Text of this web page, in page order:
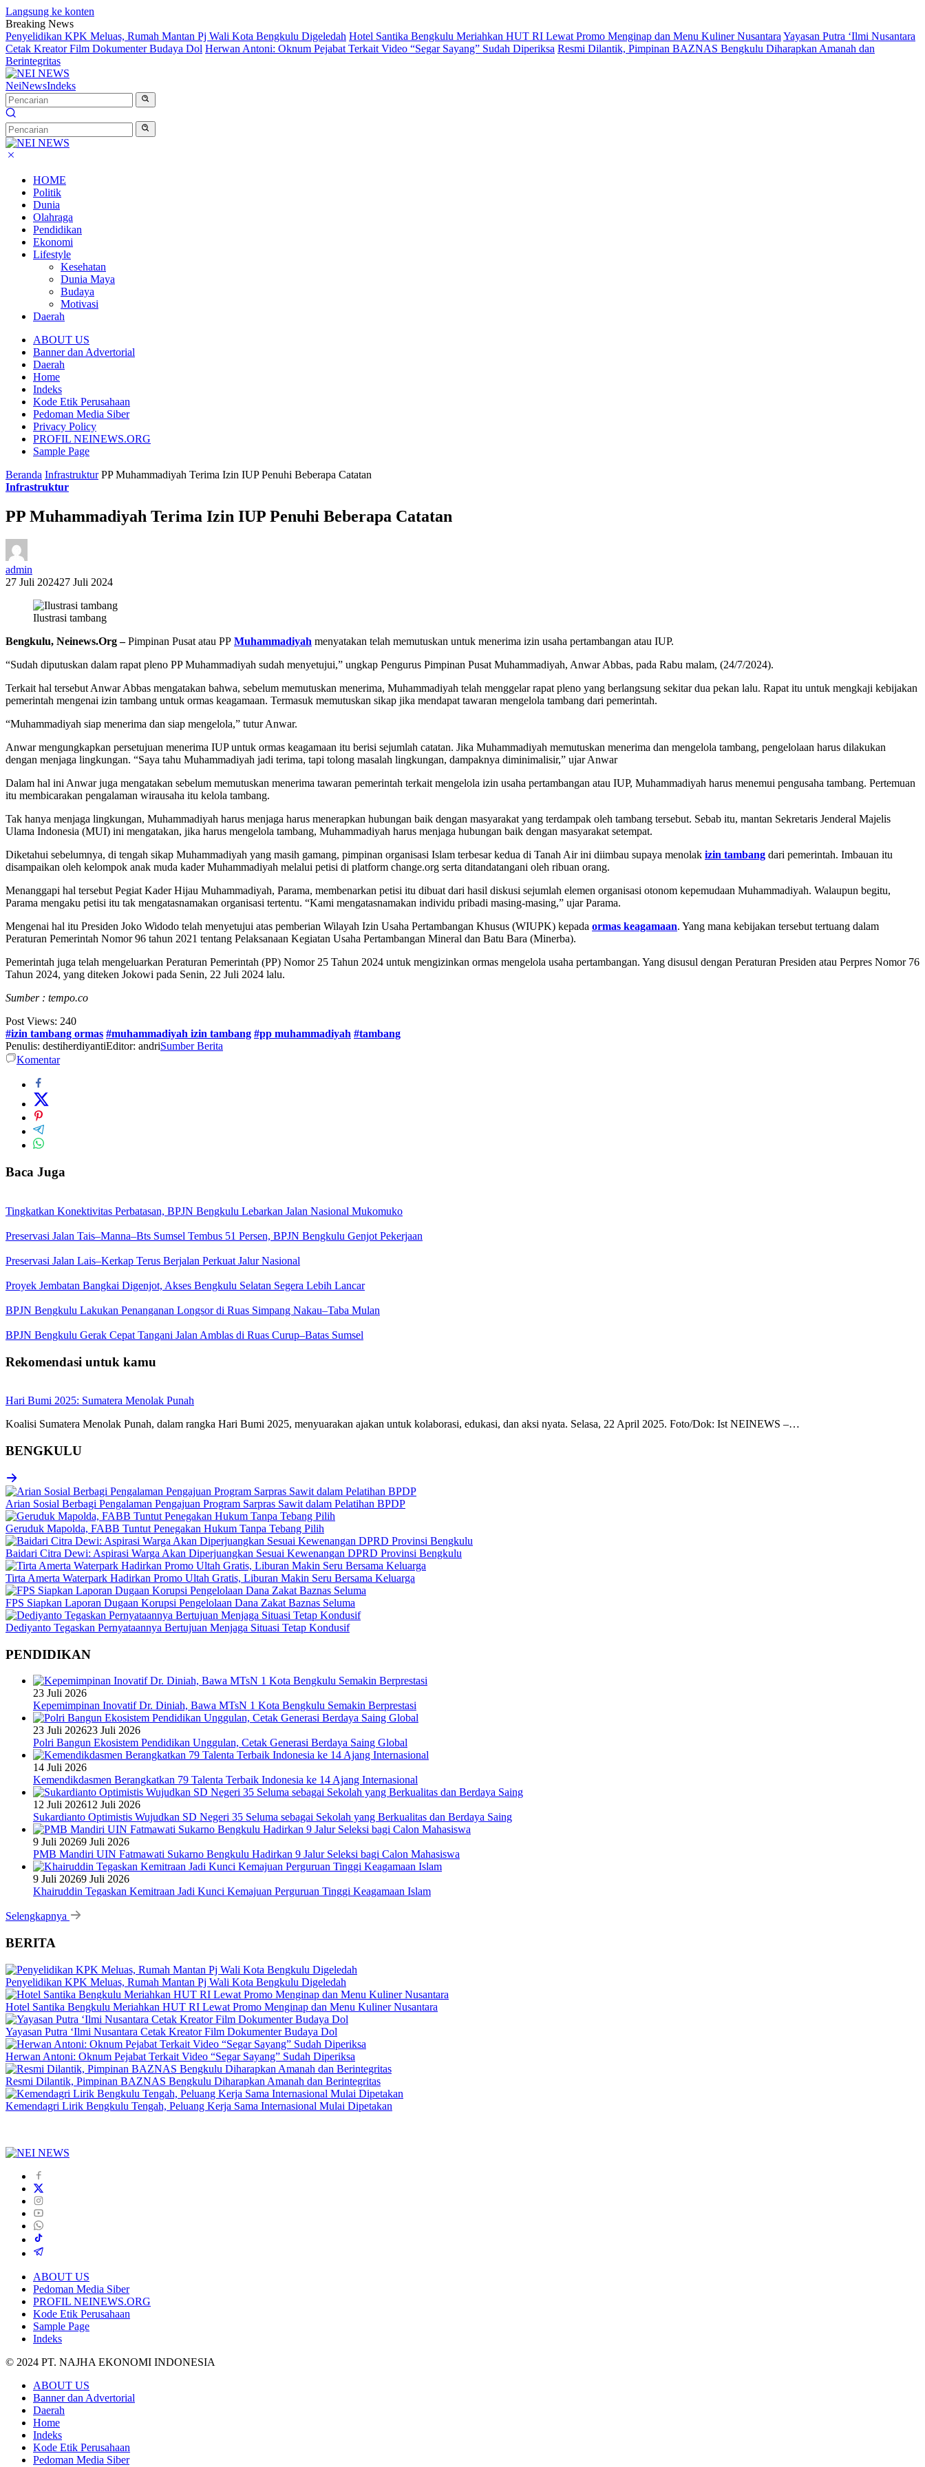
Langsung ke konten
Breaking News
Penyelidikan KPK Meluas, Rumah Mantan Pj Wali Kota Bengkulu Digeledah Hotel Santika Bengkulu Meriahkan HUT RI Lewat Promo Menginap dan Menu Kuliner Nusantara Yayasan Putra ‘Ilmi Nusantara
Cetak Kreator Film Dokumenter Budaya Dol Herwan Antoni: Oknum Pejabat Terkait Video “Segar Sayang” Sudah Diperiksa Resmi Dilantik, Pimpinan BAZNAS Bengkulu Diharapkan Amanah dan
Berintegritas
NeiNewsIndeks
HOME
Politik
Dunia
Olahraga
Pendidikan
Ekonomi
Lifestyle
Kesehatan
Dunia Maya
Budaya
Motivasi
Daerah
ABOUT US
Banner dan Advertorial
Daerah
Home
Indeks
Kode Etik Perusahaan
Pedoman Media Siber
Privacy Policy
PROFIL NEINEWS.ORG
Sample Page
Beranda Infrastruktur PP Muhammadiyah Terima Izin IUP Penuhi Beberapa Catatan
Infrastruktur
PP Muhammadiyah Terima Izin IUP Penuhi Beberapa Catatan
admin
27 Juli 202427 Juli 2024
Ilustrasi tambang
Bengkulu, Neinews.Org –Pimpinan Pusat atau PP Muhammadiyah menyatakan telah memutuskan untuk menerima izin usaha pertambangan atau IUP.
“Sudah diputuskan dalam rapat pleno PP Muhammadiyah sudah menyetujui,” ungkap Pengurus Pimpinan Pusat Muhammadiyah, Anwar Abbas, pada Rabu malam, (24/7/2024).
Terkait hal tersebut Anwar Abbas mengatakan bahwa, sebelum memutuskan menerima, Muhammadiyah telah menggelar rapat pleno yang berlangsung sekitar dua pekan lalu. Rapat itu untuk mengkaji kebijakan
pemerintah mengenai izin tambang untuk ormas keagamaan. Termasuk memutuskan sikap jika mendapat tawaran mengelola tambang dari pemerintah.
“Muhammadiyah siap menerima dan siap mengelola,” tutur Anwar.
Anwar mengungkapkan persetujuan menerima IUP untuk ormas keagamaan itu berisi sejumlah catatan. Jika Muhammadiyah memutuskan menerima dan mengelola tambang, pengelolaan harus dilakukan
dengan menjaga lingkungan. “Saya tahu Muhammadiyah jadi terima, tapi tolong masalah lingkungan, dampaknya diminimalisir,” ujar Anwar
Dalam hal ini Anwar juga mengatakan sebelum memutuskan menerima tawaran pemerintah terkait mengelola izin usaha pertambangan atau IUP, Muhammadiyah harus menemui pengusaha tambang. Pertemuan
itu membicarakan pengalaman wirausaha itu kelola tambang.
Tak hanya menjaga lingkungan, Muhammadiyah harus menjaga harus menerapkan hubungan baik dengan masyarakat yang terdampak oleh tambang tersebut. Sebab itu, mantan Sekretaris Jenderal Majelis
Ulama Indonesia (MUI) ini mengatakan, jika harus mengelola tambang, Muhammadiyah harus menjaga hubungan baik dengan masyarakat setempat.
Diketahui sebelumnya, di tengah sikap Muhammadiyah yang masih gamang, pimpinan organisasi Islam terbesar kedua di Tanah Air ini diimbau supaya menolak izin tambang dari pemerintah. Imbauan itu
disampaikan oleh kelompok anak muda kader Muhammadiyah melalui petisi di platform change.org serta ditandatangani oleh ribuan orang.
Menanggapi hal tersebut Pegiat Kader Hijau Muhammadiyah, Parama, membenarkan petisi itu dibuat dari hasil diskusi sejumlah elemen organisasi otonom kepemudaan Muhammadiyah. Walaupun begitu,
Parama mengaku petisi itu tak mengatasnamakan organisasi tertentu. “Kami mengatasnamakan individu pribadi masing-masing,” ujar Parama.
Mengenai hal itu Presiden Joko Widodo telah menyetujui atas pemberian Wilayah Izin Usaha Pertambangan Khusus (WIUPK) kepada ormas keagamaan. Yang mana kebijakan tersebut tertuang dalam
Peraturan Pemerintah Nomor 96 tahun 2021 tentang Pelaksanaan Kegiatan Usaha Pertambangan Mineral dan Batu Bara (Minerba).
Pemerintah juga telah mengeluarkan Peraturan Pemerintah (PP) Nomor 25 Tahun 2024 untuk mengizinkan ormas mengelola usaha pertambangan. Yang disusul dengan Peraturan Presiden atau Perpres Nomor 76
Tahun 2024, yang diteken Jokowi pada Senin, 22 Juli 2024 lalu.
Sumber : tempo.co
Post Views: 240
#izin tambang ormas #muhammadiyah izin tambang #pp muhammadiyah #tambang
Penulis: destiherdiyantiEditor: andriSumber Berita
Komentar
Baca Juga
Tingkatkan Konektivitas Perbatasan, BPJN Bengkulu Lebarkan Jalan Nasional Mukomuko
Preservasi Jalan Tais–Manna–Bts Sumsel Tembus 51 Persen, BPJN Bengkulu Genjot Pekerjaan
Preservasi Jalan Lais–Kerkap Terus Berjalan Perkuat Jalur Nasional
Proyek Jembatan Bangkai Digenjot, Akses Bengkulu Selatan Segera Lebih Lancar
BPJN Bengkulu Lakukan Penanganan Longsor di Ruas Simpang Nakau–Taba Mulan
BPJN Bengkulu Gerak Cepat Tangani Jalan Amblas di Ruas Curup–Batas Sumsel
Rekomendasi untuk kamu
Hari Bumi 2025: Sumatera Menolak Punah
Koalisi Sumatera Menolak Punah, dalam rangka Hari Bumi 2025, menyuarakan ajakan untuk kolaborasi, edukasi, dan aksi nyata. Selasa, 22 April 2025. Foto/Dok: Ist NEINEWS –…
BENGKULU
Arian Sosial Berbagi Pengalaman Pengajuan Program Sarpras Sawit dalam Pelatihan BPDP
Geruduk Mapolda, FABB Tuntut Penegakan Hukum Tanpa Tebang Pilih
Baidari Citra Dewi: Aspirasi Warga Akan Diperjuangkan Sesuai Kewenangan DPRD Provinsi Bengkulu
Tirta Amerta Waterpark Hadirkan Promo Ultah Gratis, Liburan Makin Seru Bersama Keluarga
FPS Siapkan Laporan Dugaan Korupsi Pengelolaan Dana Zakat Baznas Seluma
Dediyanto Tegaskan Pernyataannya Bertujuan Menjaga Situasi Tetap Kondusif
PENDIDIKAN
23 Juli 2026
Kepemimpinan Inovatif Dr. Diniah, Bawa MTsN 1 Kota Bengkulu Semakin Berprestasi
23 Juli 202623 Juli 2026
Polri Bangun Ekosistem Pendidikan Unggulan, Cetak Generasi Berdaya Saing Global
14 Juli 2026
Kemendikdasmen Berangkatkan 79 Talenta Terbaik Indonesia ke 14 Ajang Internasional
12 Juli 202612 Juli 2026
Sukardianto Optimistis Wujudkan SD Negeri 35 Seluma sebagai Sekolah yang Berkualitas dan Berdaya Saing
9 Juli 20269 Juli 2026
PMB Mandiri UIN Fatmawati Sukarno Bengkulu Hadirkan 9 Jalur Seleksi bagi Calon Mahasiswa
9 Juli 20269 Juli 2026
Khairuddin Tegaskan Kemitraan Jadi Kunci Kemajuan Perguruan Tinggi Keagamaan Islam
Selengkapnya
BERITA
Penyelidikan KPK Meluas, Rumah Mantan Pj Wali Kota Bengkulu Digeledah
Hotel Santika Bengkulu Meriahkan HUT RI Lewat Promo Menginap dan Menu Kuliner Nusantara
Yayasan Putra ‘Ilmi Nusantara Cetak Kreator Film Dokumenter Budaya Dol
Herwan Antoni: Oknum Pejabat Terkait Video “Segar Sayang” Sudah Diperiksa
Resmi Dilantik, Pimpinan BAZNAS Bengkulu Diharapkan Amanah dan Berintegritas
Kemendagri Lirik Bengkulu Tengah, Peluang Kerja Sama Internasional Mulai Dipetakan
ABOUT US
Pedoman Media Siber
PROFIL NEINEWS.ORG
Kode Etik Perusahaan
Sample Page
Indeks
© 2024 PT. NAJHA EKONOMI INDONESIA
ABOUT US
Banner dan Advertorial
Daerah
Home
Indeks
Kode Etik Perusahaan
Pedoman Media Siber